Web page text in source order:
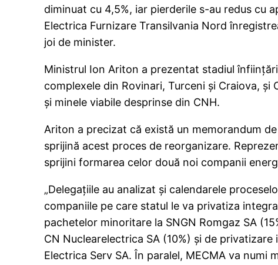
diminuat cu 4,5%, iar pierderile s-au redus cu
Electrica Furnizare Transilvania Nord
joi de minister.
Ministrul Ion Ariton a prezentat stadiul
complexele din Rovinari, Turceni şi Craiova,
şi minele viabile desprinse din CNH.
Ariton a precizat că există un memorandum
sprijină acest proces de reorganizare.
sprijini formarea celor două noi companii
„Delegaţiile au analizat şi calendarele
companiile pe care statul le va privatiza
pachetelor minoritare la SNGN Romgaz SA
CN Nuclearelectrica SA (10%) şi de
Electrica Serv SA. În paralel, MECMA va